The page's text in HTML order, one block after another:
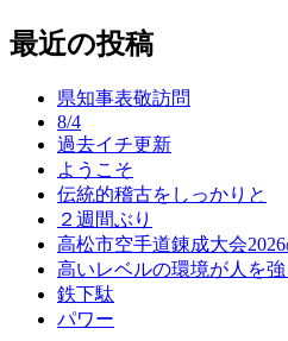
ナ
最近の投稿
県知事表敬訪問
8/4
過去イチ更新
ようこそ
伝統的稽古をしっかりと
２週間ぶり
高松市空手道錬成大会
高いレベルの環境が人を強
鉄下駄
パワー